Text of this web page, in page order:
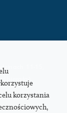
11-15,
korzystania